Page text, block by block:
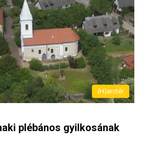
(H)arctér
plébános gyilkosának